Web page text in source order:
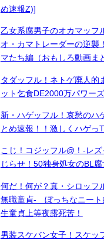
め速報Z)]
乙女系腐男子のオカマッフ
オ・カマトレーダーの逆
マたち編（おもしろ動画ま
タダッフル！ネトゲ廃人的
ット乞食DE2000万パワーズ
新・ハゲッフル！哀愁のハ
とめ速報！！激しくハゲっ
こじ！コジッフル@！-レズ
じらせ！50独身処女のBL
何だ！何が？真・シロッ
無職童貞- ぼっちなニート
生童貞上等夜露死苦！
男装スケバン女子！スケッ